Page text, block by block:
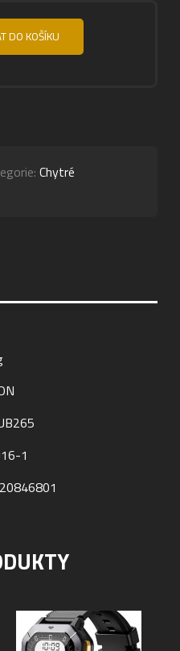
DO KOŠÍKU
Chytré
1